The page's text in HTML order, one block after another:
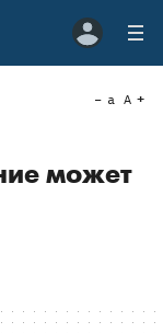
a A
может